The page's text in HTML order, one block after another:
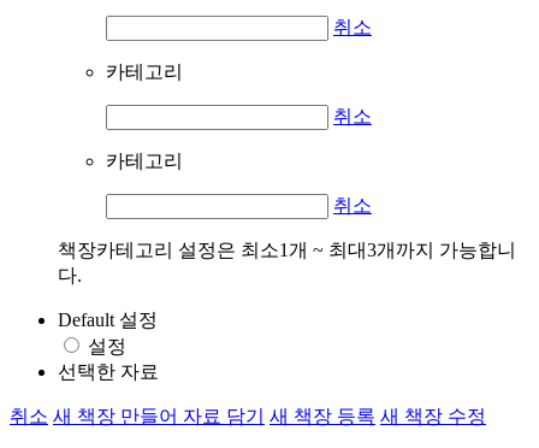
취소
카테고리
취소
카테고리
취소
책장카테고리 설정은 최소1개 ~ 최대3개까지 가능합니
다.
Default 설정
설정
선택한 자료
취소 새 책장 만들어 자료 담기 새 책장 등록 새 책장 수정